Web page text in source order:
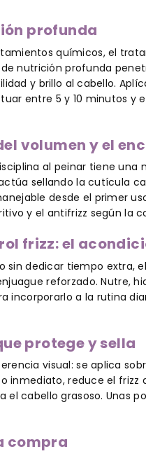
profunda
químicos, el
nutrición profunda
y brillo al cabello.
entre 5 y 10 minutos y
volumen y el
al peinar tiene
sellando la cutícula
desde el primer
y el antifrizz según la
frizz: el
dedicar tiempo extra,
reforzado. Nutre,
incorporarlo a la rutina
protege y sella
visual: se aplica
inmediato, reduce el frizz
cabello grasoso. Unas
compra